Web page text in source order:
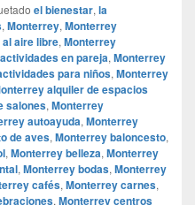
el bienestar, la
, Monterrey, Monterrey
aire libre, Monterrey
en pareja, Monterrey
para niños, Monterrey
alquiler de espacios
salones, Monterrey
autoayuda, Monterrey
de aves, Monterrey baloncesto,
, Monterrey belleza, Monterrey
, Monterrey bodas, Monterrey
cafés, Monterrey carnes,
, Monterrey centros